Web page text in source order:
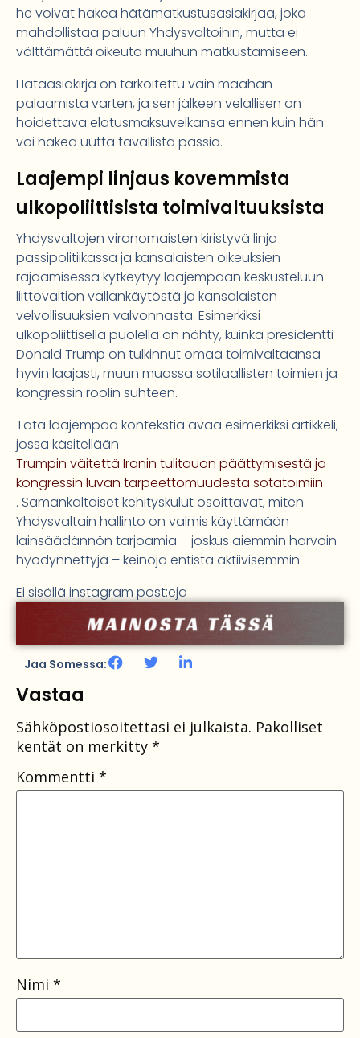
he voivat hakea hätämatkustusasiakirjaa, joka
mahdollistaa paluun Yhdysvaltoihin, mutta ei
välttämättä oikeuta muuhun matkustamiseen.
Hätäasiakirja on tarkoitettu vain maahan
palaamista varten, ja sen jälkeen velallisen on
hoidettava elatusmaksuvelkansa ennen kuin hän
voi hakea uutta tavallista passia.
Laajempi linjaus kovemmista
ulkopoliittisista toimivaltuuksista
Yhdysvaltojen viranomaisten kiristyvä linja
passipolitiikassa ja kansalaisten oikeuksien
rajaamisessa kytkeytyy laajempaan keskusteluun
liittovaltion vallankäytöstä ja kansalaisten
velvollisuuksien valvonnasta. Esimerkiksi
ulkopoliittisella puolella on nähty, kuinka presidentti
Donald Trump on tulkinnut omaa toimivaltaansa
hyvin laajasti, muun muassa sotilaallisten toimien ja
kongressin roolin suhteen.
Tätä laajempaa kontekstia avaa esimerkiksi artikkeli,
jossa käsitellään
Trumpin väitettä Iranin tulitauon päättymisestä ja
kongressin luvan tarpeettomuudesta sotatoimiin
. Samankaltaiset kehityskulut osoittavat, miten
Yhdysvaltain hallinto on valmis käyttämään
lainsäädännön tarjoamia – joskus aiemmin harvoin
hyödynnettyjä – keinoja entistä aktiivisemmin.
Ei sisällä instagram post:eja
Jaa Somessa:
Vastaa
Sähköpostiosoitettasi ei julkaista. Pakolliset
kentät on merkitty *
Kommentti *
Nimi *